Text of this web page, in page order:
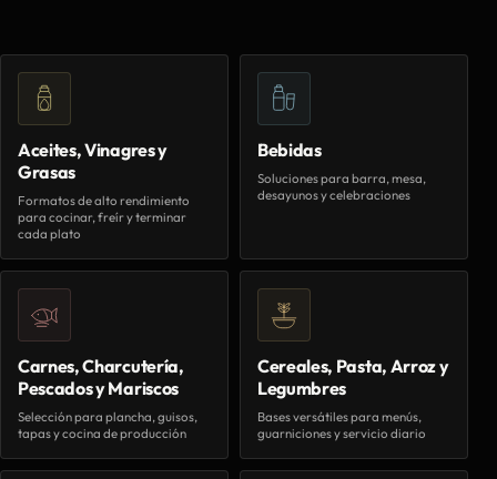
Aceites, Vinagres y
Grasas
Formatos de alto rendimiento
para cocinar, freír y terminar
cada plato
Bebidas
Soluciones para barra, mesa,
desayunos y celebraciones
Carnes, Charcutería,
Pescados y Mariscos
Selección para plancha, guisos,
tapas y cocina de producción
Cereales, Pasta, Arroz y
Legumbres
Bases versátiles para menús,
guarniciones y servicio diario